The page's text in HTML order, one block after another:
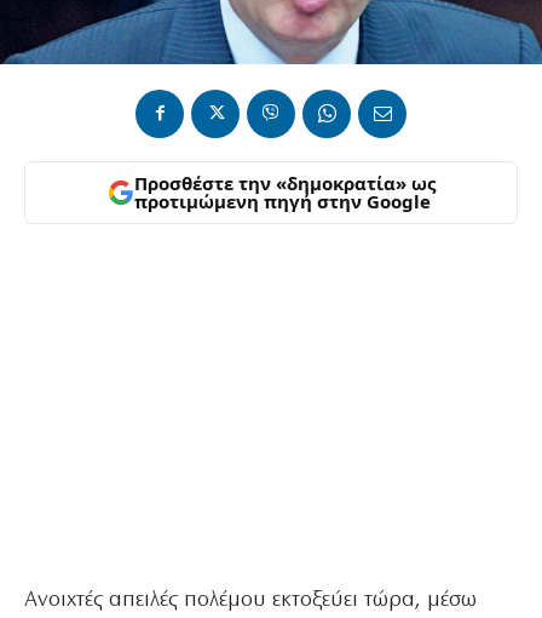
Προσθέστε την «δημοκρατία» ως
προτιμώμενη πηγή στην Google
Ανοιχτές απειλές πολέμου εκτοξεύει τώρα, μέσω